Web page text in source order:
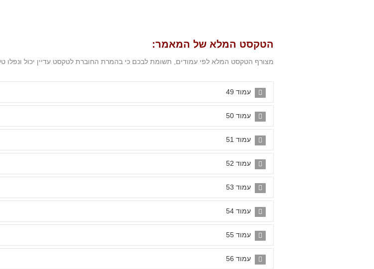
הטקסט המלא של המאמר:
מצורף הטקסט המלא לפי עמודים, תשומת לבכם כי בהמרת החוברת לטקסט עדיין יכול ונפלו
עמוד 49
עמוד 50
עמוד 51
עמוד 52
עמוד 53
עמוד 54
עמוד 55
עמוד 56